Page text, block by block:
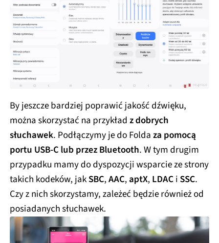
By jeszcze bardziej poprawić jakość dźwięku,
można skorzystać na przykład z dobrych
słuchawek. Podłączymy je do Foldaza pomocą
portu USB-C lub przez Bluetooth. W tym drugim
przypadku mamy do dyspozycji wsparcie ze strony
takich kodeków, jakSBC,AAC,aptX, LDACi SSC.
Czy z nich skorzystamy, zależeć będzie również od
posiadanych słuchawek.